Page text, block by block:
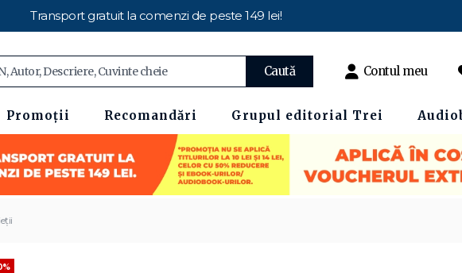
Transport gratuit la comenzi de peste 149 lei!
Caută Contul meu
Promoții Recomandări Grupul editorial Trei